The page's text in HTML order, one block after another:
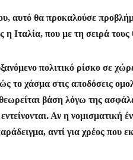
αυτό θα προκαλούσε
η Ιταλία, που με τη σειρά
πολιτικό ρίσκο σε
το χάσμα στις αποδόσεις
βάση λόγω της
Αν η νομισματική
αντί για χρέος που